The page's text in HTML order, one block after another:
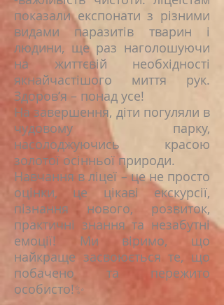
показали експонати з різними
видами паразитів тварин і
людини, ще раз наголошуючи
на життєвій необхідності
якнайчастішого миття рук.
Здоров’я – понад усе!
На завершення, діти погуляли в
чудовому парку,
насолоджуючись красою
золотої осінньої природи.
Навчання в ліцеї – це не просто
оцінки, це цікаві екскурсії,
пізнання нового, розвиток,
практичні знання та незабутні
емоції! Ми віримо, що
найкраще засвоюється те, що
побачено та пережито
особисто!✨